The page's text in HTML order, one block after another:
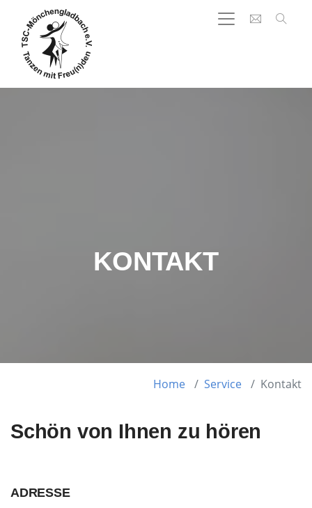
KONTAKT
Home Service Kontakt
Schön von Ihnen zu hören
ADRESSE